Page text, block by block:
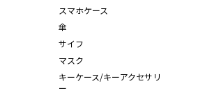
スマホケース
傘
サイフ
マスク
キーケース/キーアクセサリ
ー